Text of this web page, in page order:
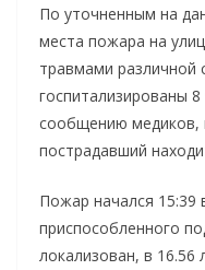
По уточненным на
места пожара на
травмами различной
госпитализированы
сообщению медиков,
пострадавший
Пожар начался 15:39
приспособленного
локализован, в 16.56